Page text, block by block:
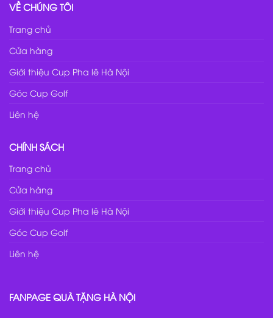
VỀ CHÚNG TÔI
Trang chủ
Cửa hàng
Giới thiệu Cup Pha lê Hà Nội
Góc Cup Golf
Liên hệ
CHÍNH SÁCH
Trang chủ
Cửa hàng
Giới thiệu Cup Pha lê Hà Nội
Góc Cup Golf
Liên hệ
FANPAGE QUÀ TẶNG HÀ NỘI